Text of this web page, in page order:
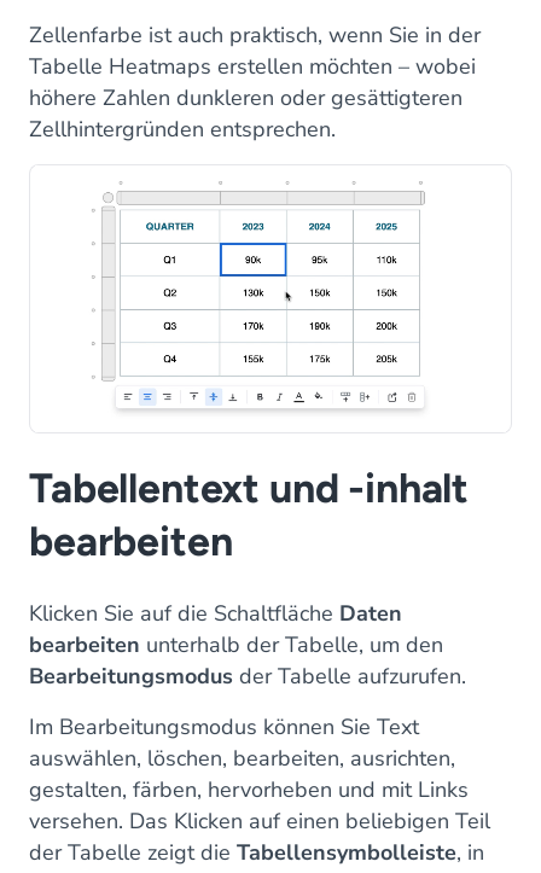
Zellenfarbe ist auch praktisch, wenn Sie in der
Tabelle Heatmaps erstellen möchten – wobei
höhere Zahlen dunkleren oder gesättigteren
Zellhintergründen entsprechen.
Tabellentext und -inhalt
bearbeiten
Klicken Sie auf die Schaltfläche Daten
bearbeiten unterhalb der Tabelle, um den
Bearbeitungsmodus der Tabelle aufzurufen.
Im Bearbeitungsmodus können Sie Text
auswählen, löschen, bearbeiten, ausrichten,
gestalten, färben, hervorheben und mit Links
versehen. Das Klicken auf einen beliebigen Teil
der Tabelle zeigt die Tabellensymbolleiste, in